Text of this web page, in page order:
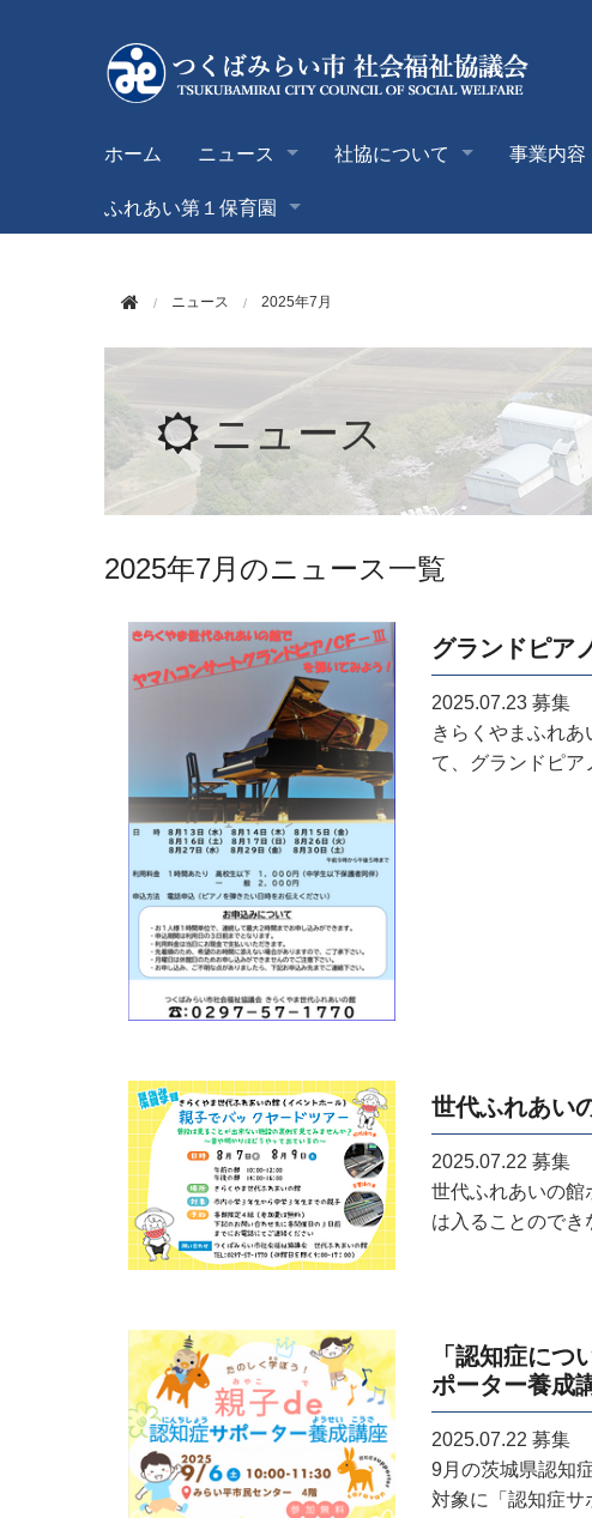
ホーム ニュース 社協について 事業内容
ふれあい第１保育園
ニュース 2025年7月
ニュース
2025年7月のニュース一覧
グランドピア
2025.07.23 募集
きらくやまふれ
て、グランドピア
世代ふれあい
2025.07.22 募集
世代ふれあいの館
は入ることのでき
「認知症に
ポーター養成
2025.07.22 募集
9月の茨城県認知
対象に「認知症サ